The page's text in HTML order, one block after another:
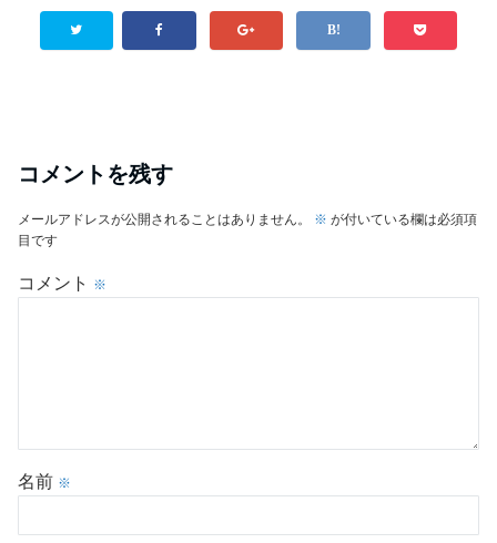
コメントを残す
メールアドレスが公開されることはありません。 ※ が付いている欄は必須項
目です
コメント ※
名前 ※